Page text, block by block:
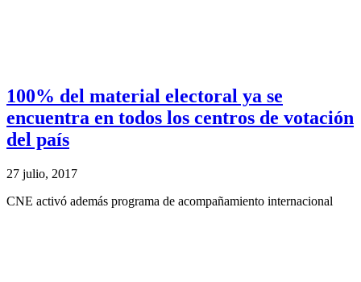
100% del material electoral ya se
encuentra en todos los centros de votación
del país
27 julio, 2017
CNE activó además programa de acompañamiento internacional